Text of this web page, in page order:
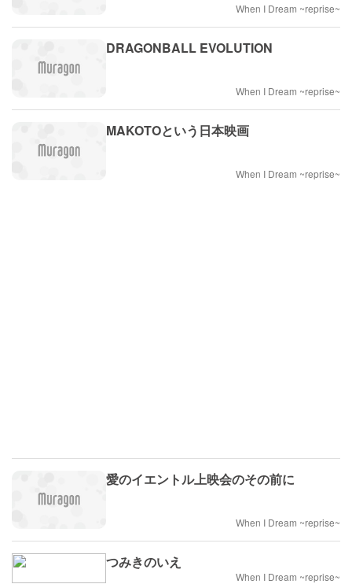
When I Dream ~reprise~
DRAGONBALL EVOLUTION
When I Dream ~reprise~
MAKOTOという日本映画
When I Dream ~reprise~
愛のイエントル上映会のその前に
When I Dream ~reprise~
つみきのいえ
When I Dream ~reprise~